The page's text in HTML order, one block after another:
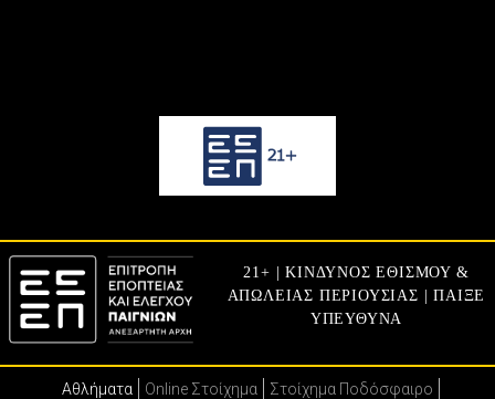
21+ | ΚΙΝΔΥΝΟΣ ΕΘΙΣΜΟΥ &
ΑΠΩΛΕΙΑΣ ΠΕΡΙΟΥΣΙΑΣ | ΠΑΙΞΕ
ΥΠΕΥΘΥΝΑ
Αθλήματα Online Στοίχημα
Στοίχημα Ποδόσφαιρο